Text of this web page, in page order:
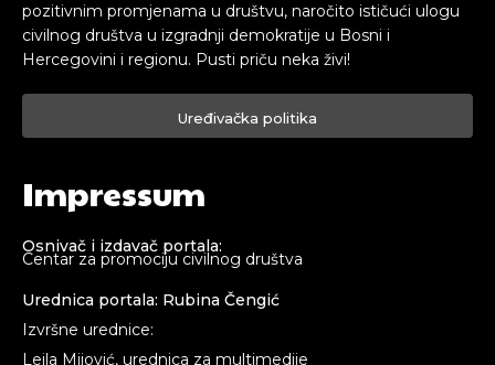
pozitivnim promjenama u društvu, naročito ističući ulogu
civilnog društva u izgradnji demokratije u Bosni i
Hercegovini i regionu. Pusti priču neka živi!
Uređivačka politika
Impressum
Osnivač i izdavač portala:
Centar za promociju civilnog društva
Urednica portala: Rubina Čengić
Izvršne urednice:
Lejla Mijović, urednica za multimedije